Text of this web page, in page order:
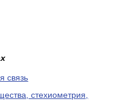
связь
стехиометрия,